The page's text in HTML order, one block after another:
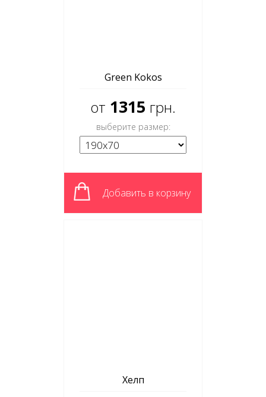
Green Kokos
от 1315 грн.
выберите размер:
Добавить в корзину
Хелп